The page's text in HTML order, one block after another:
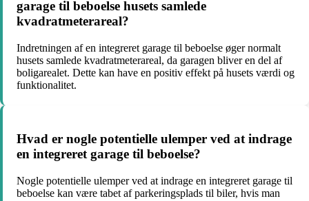
garage til beboelse husets samlede
kvadratmeterareal?
Indretningen af en integreret garage til beboelse øger normalt
husets samlede kvadratmeterareal, da garagen bliver en del af
boligarealet. Dette kan have en positiv effekt på husets værdi og
funktionalitet.
Hvad er nogle potentielle ulemper ved at indrage
en integreret garage til beboelse?
Nogle potentielle ulemper ved at indrage en integreret garage til
beboelse kan være tabet af parkeringsplads til biler, hvis man